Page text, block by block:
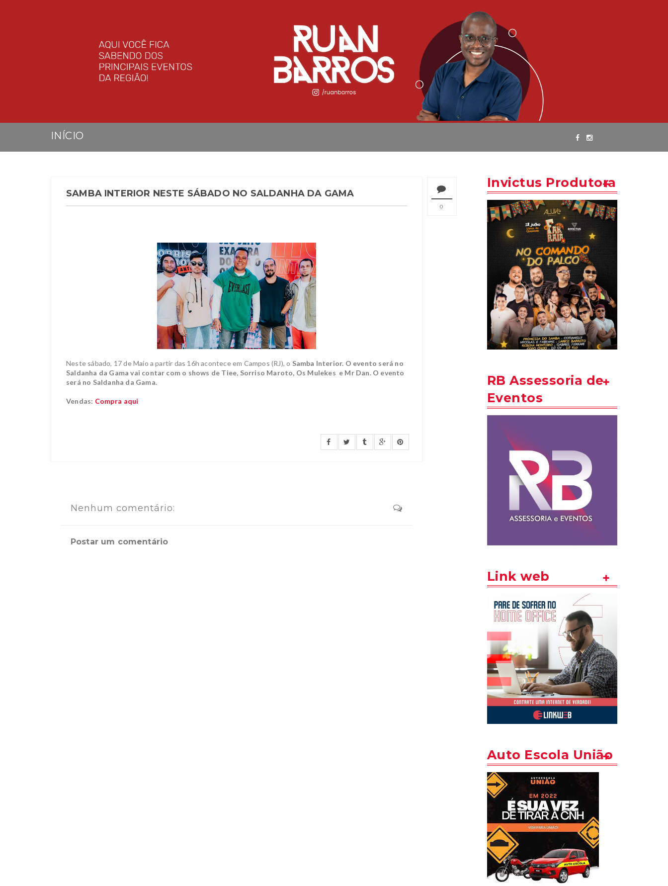
INÍCIO
0
SAMBA INTERIOR NESTE SÁBADO NO SALDANHA DA GAMA
Neste sábado, 17 de Maio a partir das 16h acontece em Campos (RJ), o Samba Interior. O evento será no
Saldanha da Gama vai contar com o shows de Tiee, Sorriso Maroto, Os Mulekes e Mr Dan. O evento
será no Saldanha da Gama.
Vendas: Compra aqui
Nenhum comentário:
Postar um comentário
Invictus Produtora
RB Assessoria de
Eventos
Link web
Auto Escola União